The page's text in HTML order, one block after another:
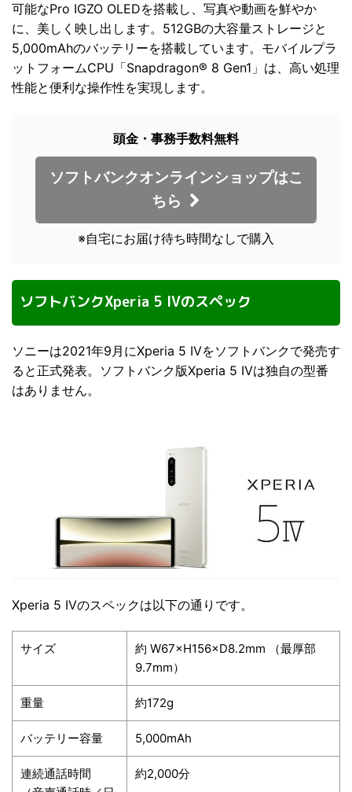
可能なPro IGZO OLEDを搭載し、写真や動画を鮮やか
に、美しく映し出します。512GBの大容量ストレージと
5,000mAhのバッテリーを搭載しています。モバイルプラ
ットフォームCPU「Snapdragon® 8 Gen1」は、高い処理
性能と便利な操作性を実現します。
頭金・事務手数料無料
ソフトバンクオンラインショップはこ
ちら
※自宅にお届け待ち時間なしで購入
ソフトバンクXperia 5 IVのスペック
ソニーは2021年9月にXperia 5 IVをソフトバンクで発売す
ると正式発表。ソフトバンク版Xperia 5 IVは独自の型番
はありません。
Xperia 5 IVのスペックは以下の通りです。
サイズ
約 W67×H156×D8.2mm （最厚部
9.7mm）
重量 約172g
バッテリー容量 5,000mAh
連続通話時間
約2,000分